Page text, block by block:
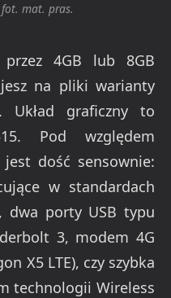
mat. pras.
4GB lub 8GB
na pliki warianty
graficzny to
Pod względem
jest dość sensownie:
w standardach
dwa porty USB typu
3, modem 4G
X5 LTE), czy szybka
technologii Wireless